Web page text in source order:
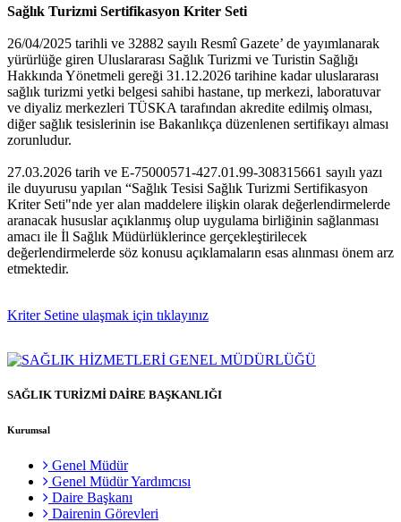
Sağlık Turizmi Sertifikasyon Kriter Seti
26/04/2025 tarihli ve 32882 sayılı Resmî Gazete’ de yayımlanarak
yürürlüğe giren Uluslararası Sağlık Turizmi ve Turistin Sağlığı
Hakkında Yönetmeli gereği 31.12.2026 tarihine kadar uluslararası
sağlık turizmi yetki belgesi sahibi hastane, tıp merkezi, laboratuvar
ve diyaliz merkezleri TÜSKA tarafından akredite edilmiş olması,
diğer sağlık tesislerinin ise Bakanlıkça düzenlenen sertifikayı alması
zorunludur.
27.03.2026 tarih ve E-75000571-427.01.99-308315661 sayılı yazı
ile duyurusu yapılan “Sağlık Tesisi Sağlık Turizmi Sertifikasyon
Kriter Seti"nde yer alan maddelere ilişkin olarak değerlendirmelerde
aranacak hususlar açıklanmış olup uygulama birliğinin sağlanması
amacı ile İl Sağlık Müdürlüklerince gerçekleştirilecek
değerlendirmelerde söz konusu açıklamaların esas alınması önem arz
etmektedir.
Kriter Setine ulaşmak için tıklayınız
SAĞLIK TURİZMİ DAİRE BAŞKANLIĞI
Kurumsal
Genel Müdür
Genel Müdür Yardımcısı
Daire Başkanı
Dairenin Görevleri